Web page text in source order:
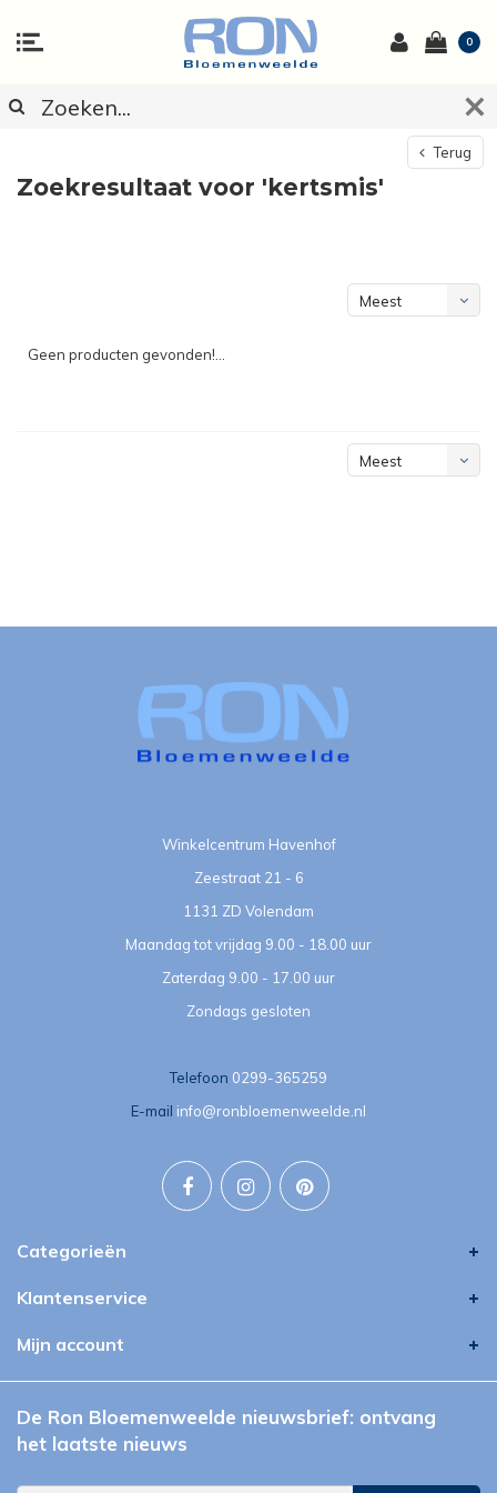
0
Terug
Zoekresultaat voor 'kertsmis'
Meest
Geen producten gevonden!...
Meest
Winkelcentrum Havenhof
Zeestraat 21 - 6
1131 ZD Volendam
Maandag tot vrijdag 9.00 - 18.00 uur
Zaterdag 9.00 - 17.00 uur
Zondags gesloten
Telefoon 0299-365259
E-mail info@ronbloemenweelde.nl
Categorieën
Klantenservice
Mijn account
De Ron Bloemenweelde nieuwsbrief: ontvang
het laatste nieuws